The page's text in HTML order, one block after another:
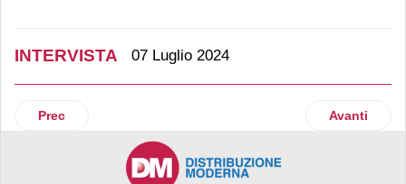
INTERVISTA 07 Luglio 2024
Articolo precedente: Oleificio Zucchi ne ha per tutti i gusti
Prec Articolo
Avanti